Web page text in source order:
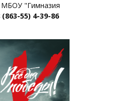
"Гимназия
(863-55) 4-39-86